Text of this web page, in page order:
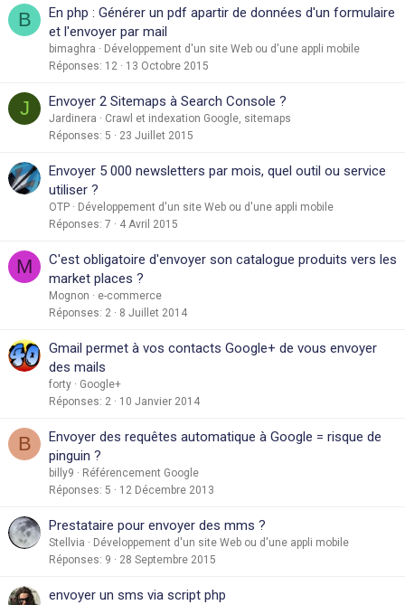
B
En php : Générer un pdf apartir de données d'un formulaire
et l'envoyer par mail
bimaghra
Développement d'un site Web ou d'une appli mobile
Réponses 12 13 Octobre 2015
J Envoyer 2 Sitemaps à Search Console ?
Jardinera
Crawl et indexation Google, sitemaps
Réponses 5 23 Juillet 2015
Envoyer 5 000 newsletters par mois, quel outil ou service
utiliser ?
OTP
Développement d'un site Web ou d'une appli mobile
Réponses 7 4 Avril 2015
M
C'est obligatoire d'envoyer son catalogue produits vers les
market places ?
Mognon
e-commerce
Réponses 2 8 Juillet 2014
Gmail permet à vos contacts Google+ de vous envoyer
des mails
forty
Google+
Réponses 2 10 Janvier 2014
B
Envoyer des requêtes automatique à Google = risque de
pinguin ?
billy9
Référencement Google
Réponses 5 12 Décembre 2013
Prestataire pour envoyer des mms ?
Stellvia
Développement d'un site Web ou d'une appli mobile
Réponses 9 28 Septembre 2015
envoyer un sms via script php